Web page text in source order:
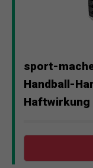
sport-
Handball-